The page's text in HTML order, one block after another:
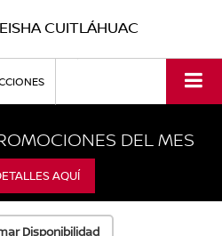
CUITLÁHUAC
DEL MES
AQUÍ
Disponibilidad